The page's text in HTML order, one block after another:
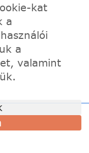
akár egy
korábbi
ki a kreativitásod!
kat
a
a
valamint